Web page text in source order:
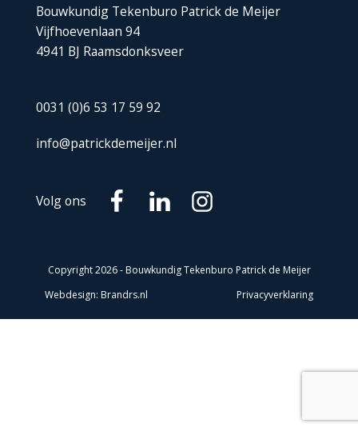
Bouwkundig Tekenburo Patrick de Meijer
Vijfhoevenlaan 94
4941 BJ Raamsdonksveer
0031 (0)6 53 17 59 92
info@patrickdemeijer.nl
Volg ons
Copyright2026- Bouwkundig Tekenburo Patrick de Meijer
Webdesign: Brandrs.nl
Privacyverklaring